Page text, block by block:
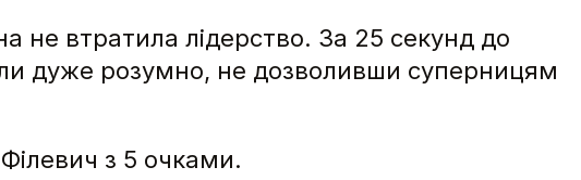
не втратила лідерство. За 25 секунд до
дуже розумно, не дозволивши суперницям
з 5 очками.